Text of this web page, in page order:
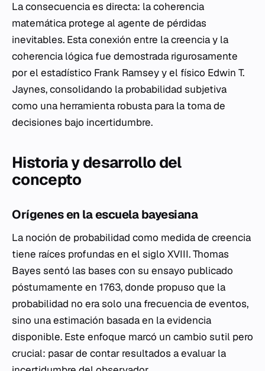
La consecuencia es directa: la coherencia
matemática protege al agente de pérdidas
inevitables. Esta conexión entre la creencia y la
coherencia lógica fue demostrada rigurosamente
por el estadístico Frank Ramsey y el físico Edwin T.
Jaynes, consolidando la probabilidad subjetiva
como una herramienta robusta para la toma de
decisiones bajo incertidumbre.
Historia y desarrollo del
concepto
Orígenes en la escuela bayesiana
La noción de probabilidad como medida de creencia
tiene raíces profundas en el siglo XVIII. Thomas
Bayes sentó las bases con su ensayo publicado
póstumamente en 1763, donde propuso que la
probabilidad no era solo una frecuencia de eventos,
sino una estimación basada en la evidencia
disponible. Este enfoque marcó un cambio sutil pero
crucial: pasar de contar resultados a evaluar la